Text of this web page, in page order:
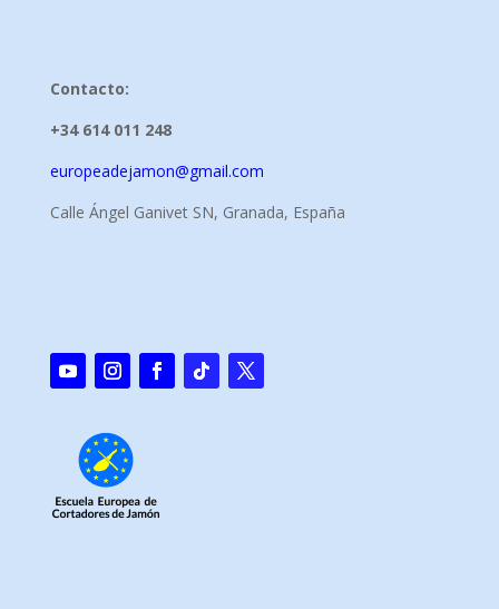
Contacto:
+34 614 011 248
europeadejamon@gmail.com
Calle Ángel Ganivet SN, Granada, España